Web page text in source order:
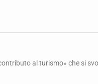
al turismo» che si